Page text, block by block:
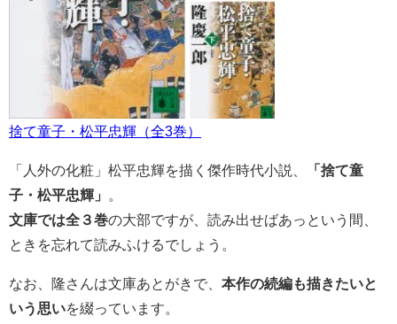
捨て童子・松平忠輝（全3巻）
「人外の化粧」松平忠輝を描く傑作時代小説、
「捨て童
子・松平忠輝」
文庫では全３巻の大部ですが、読み出せばあっという間、
ときを忘れて読みふけるでしょう。
なお、隆さんは文庫あとがきで、 本作の続編も描きたいと
いう思いを綴っています。